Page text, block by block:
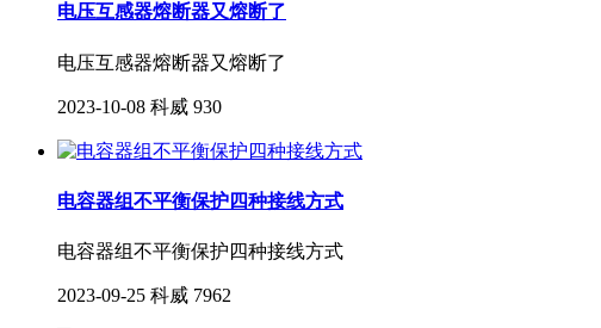
电压互感器熔断器又熔断了
电压互感器熔断器又熔断了
2023-10-08 科威 930
电容器组不平衡保护四种接线方式
电容器组不平衡保护四种接线方式
2023-09-25 科威 7962